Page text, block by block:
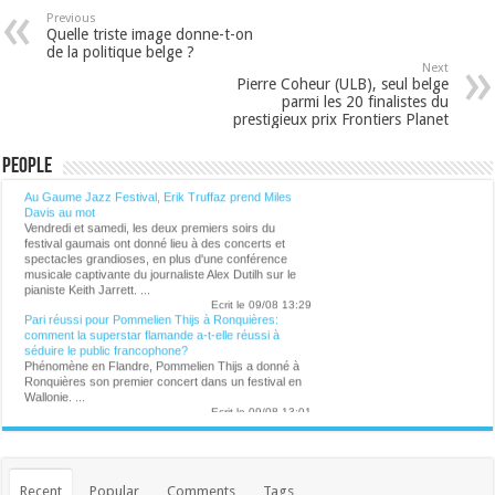
Previous
Quelle triste image donne-t-on
de la politique belge ?
Next
Pierre Coheur (ULB), seul belge
parmi les 20 finalistes du
prestigieux prix Frontiers Planet
People
Lalibre.be - CULTURE
Davis au mot
Vendredi et samedi, les deux premiers soirs du
festival gaumais ont donné lieu à des concerts et
spectacles grandioses, en plus d'une conférence
musicale captivante du journaliste Alex Dutilh sur le
pianiste Keith Jarrett. ...
Pari réussi pour Pommelien Thijs à Ronquières:
comment la superstar flamande a-t-elle réussi à
séduire le public francophone?
Phénomène en Flandre, Pommelien Thijs a donné à
Ronquières son premier concert dans un festival en
Wallonie. ...
regard neuf qui ne cesse de se réinventer"
Recent Popular Comments Tags